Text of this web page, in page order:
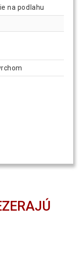
na podlahu